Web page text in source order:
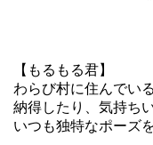
【もるもる君】
わらび村に住んでいる
納得したり、気持ち
いつも独特なポーズ